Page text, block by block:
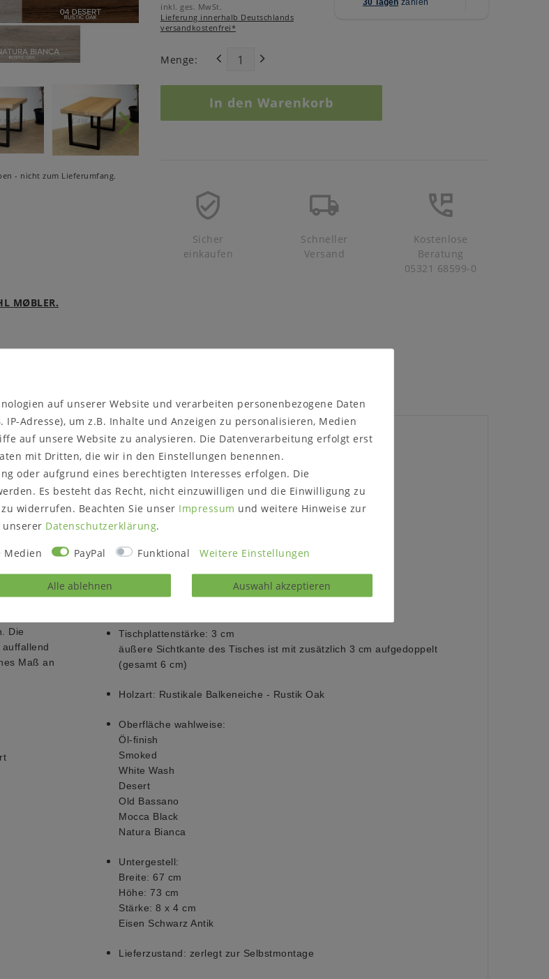
- nicht zum Lieferumfang.
inkl. ges. MwSt.
Lieferung innerhalb Deutschlands
versandkostenfrei*
Menge:
In den Warenkorb
Sicher
einkaufen
Schneller
Versand
Kostenlose
Beratung
05321 68599-0
MØBLER.
Produktbewertung
mit
Die
Maß an
Details:
Balkeneiche Esstisch
Tischplatte Roma mit gerader Tischkante
Kufen-Untergestell Luton
Breite: 80 cm
Tischplattenstärke: 3 cm
äußere Sichtkante des Tisches ist mit zusätzlich 3 cm aufgedoppelt
(gesamt 6 cm)
Holzart: Rustikale Balkeneiche - Rustik Oak
Oberfläche wahlweise:
Öl-finish
Smoked
White Wash
Desert
Old Bassano
Mocca Black
Natura Bianca
Untergestell:
Breite: 67 cm
Höhe: 73 cm
Stärke: 8 x 4 cm
Eisen Schwarz Antik
Lieferzustand: zerlegt zur Selbstmontage
auf unserer Website und verarbeiten personenbezogene Daten
Adresse), um z.B. Inhalte und Anzeigen zu personalisieren, Medien
auf unsere Website zu analysieren. Die Datenverarbeitung erfolgt erst
mit Dritten, die wir in den Einstellungen benennen.
oder aufgrund eines berechtigten Interesses erfolgen. Die
Es besteht das Recht, nicht einzuwilligen und die Einwilligung zu
widerrufen. Beachten Sie unser Impressum und weitere Hinweise zur
unserer Daten­schutz­erklärung.
Medien PayPal Funktional Weitere Einstellungen
Alle ablehnen Auswahl akzeptieren